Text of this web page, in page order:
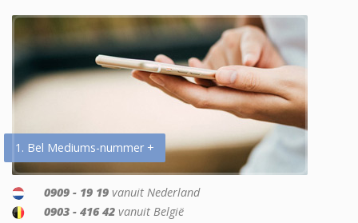
1. Bel Mediums-nummer +
0909 - 19 19 vanuit Nederland
0903 - 416 42 vanuit België